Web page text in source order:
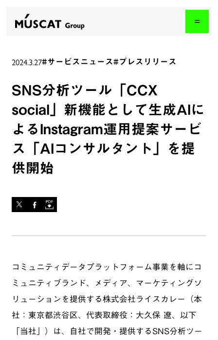
2024.3.27#サービスニュース#プレスリリース
SNS分析ツール「CCX
social」新機能として生成AIに
よるInstagram運用提案サービ
ス「AIコンサルタント」を提
供開始
コミュニティデータプラットフォーム事業を軸にコ
ミュニティブランド、メディア、マーケティングソ
リューションを提供する株式会社ライスカレー（本
社：東京都渋谷区、代表取締役：大久保 遼、以下
「当社」）は、自社で開発・提供するSNS分析ツー